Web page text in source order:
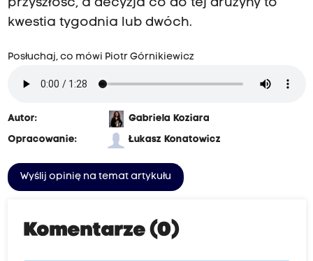
przyszłość, a decyzja co do tej drużyny to
kwestia tygodnia lub dwóch.
Posłuchaj, co mówi Piotr Górnikiewicz
Autor:
Gabriela Koziara
Opracowanie:
Łukasz Konatowicz
Wyślij opinię na temat artykułu
Komentarze (0)